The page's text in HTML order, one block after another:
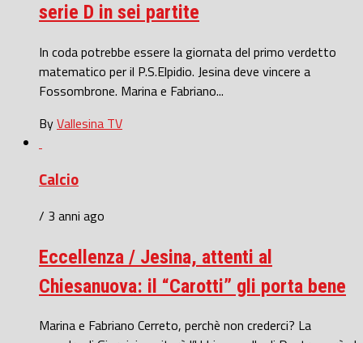
serie D in sei partite
In coda potrebbe essere la giornata del primo verdetto
matematico per il P.S.Elpidio. Jesina deve vincere a
Fossombrone. Marina e Fabriano...
ByVallesina TV
Calcio
/ 3 anni ago
Eccellenza / Jesina, attenti al
Chiesanuova: il “Carotti” gli porta bene
Marina e Fabriano Cerreto, perchè non crederci? La